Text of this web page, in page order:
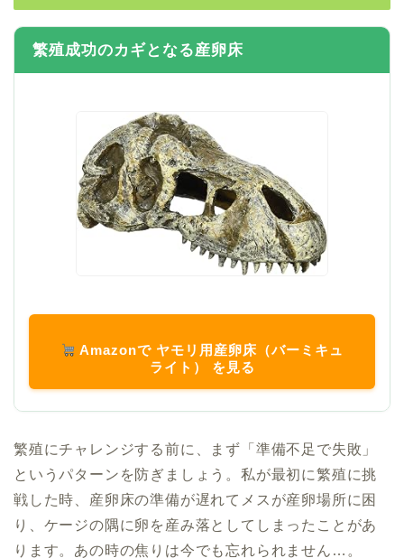
繁殖成功のカギとなる産卵床
Amazonで ヤモリ用産卵床（バーミキュ
ライト） を見る
繁殖にチャレンジする前に、まず「準備不足で失敗」
というパターンを防ぎましょう。私が最初に繁殖に挑
戦した時、産卵床の準備が遅れてメスが産卵場所に困
り、ケージの隅に卵を産み落としてしまったことがあ
ります。あの時の焦りは今でも忘れられません…。